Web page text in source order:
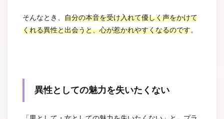
そんなとき、 自分の本音を受け入れて優しく声をかけて
くれる異性と出会うと、心が惹かれやすくなるのです。
異性としての魅力を失いたくない